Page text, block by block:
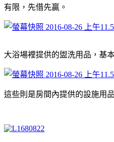
有限，先借先贏。
大浴場裡提供的盥洗用品，基
這些則是房間內提供的設施用